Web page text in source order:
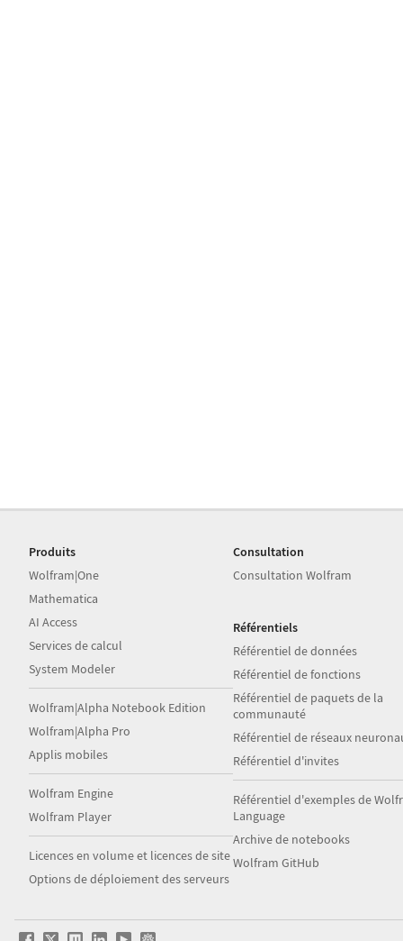
Produits
Wolfram|One
Mathematica
AI Access
Services de calcul
System Modeler
Wolfram|Alpha Notebook Edition
Wolfram|Alpha Pro
Applis mobiles
Wolfram Engine
Wolfram Player
Licences en volume et licences de site
Options de déploiement des serveurs
Consultation
Consultation Wolfram
Référentiels
Référentiel de données
Référentiel de fonctions
Référentiel de paquets de la
communauté
Référentiel de réseaux
Référentiel d'invites
Référentiel d'exemples de
Language
Archive de notebooks
Wolfram GitHub